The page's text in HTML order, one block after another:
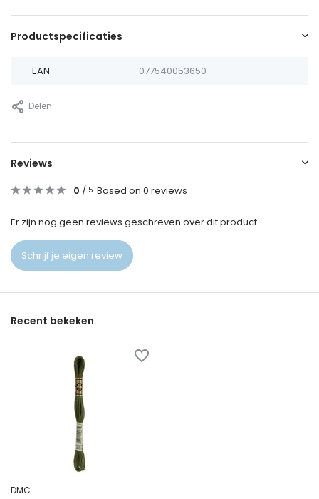
Productspecificaties
EAN 077540053650
Delen
Reviews
0 / 5 Based on 0 reviews
Er zijn nog geen reviews geschreven over dit product..
Schrijf je eigen review
Recent bekeken
DMC